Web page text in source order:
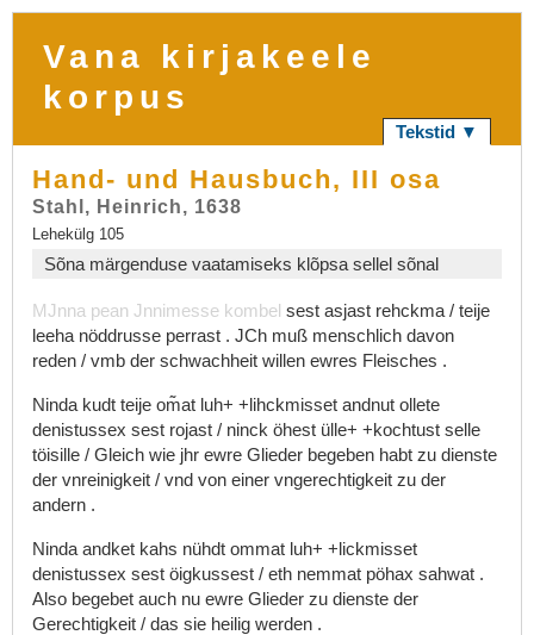
Vana kirjakeele
korpus
Tekstid ▼
Hand- und Hausbuch, III osa
Stahl, Heinrich, 1638
Lehekülg 105
Sõna märgenduse vaatamiseks klõpsa sellel sõnal
MJnna pean Jnnimesse kombel sest asjast rehckma / teije
leeha nöddrusse perrast . JCh muß menschlich davon
reden / vmb der schwachheit willen ewres Fleisches .
Ninda kudt teije om͂at luh+ +lihckmisset andnut ollete
denistussex sest rojast / ninck öhest ülle+ +kochtust selle
töisille / Gleich wie jhr ewre Glieder begeben habt zu dienste
der vnreinigkeit / vnd von einer vngerechtigkeit zu der
andern .
Ninda andket kahs nühdt ommat luh+ +lickmisset
denistussex sest öigkussest / eth nemmat pöhax sahwat .
Also begebet auch nu ewre Glieder zu dienste der
Gerechtigkeit / das sie heilig werden .